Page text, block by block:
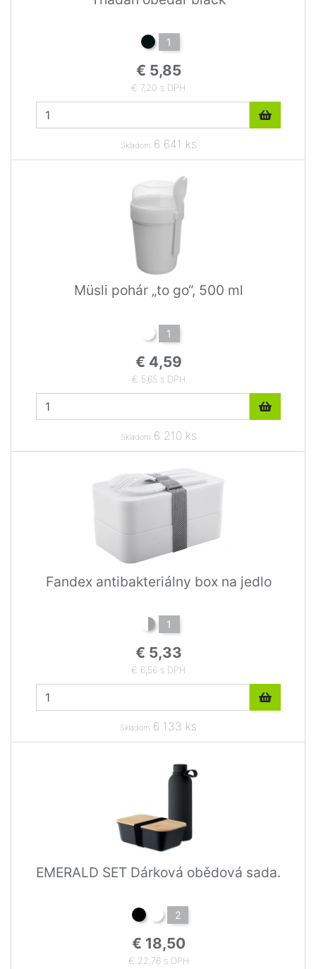
1
€ 5,85
€ 7,20 s DPH
Skladom6 641 ks
Müsli pohár „to go“, 500 ml
1
€ 4,59
€ 5,65 s DPH
Skladom6 210 ks
Fandex antibakteriálny box na jedlo
1
€ 5,33
€ 6,56 s DPH
Skladom 6 133 ks
EMERALD SET Dárková obědová sada.
2
€ 18,50
€ 22,76 s DPH